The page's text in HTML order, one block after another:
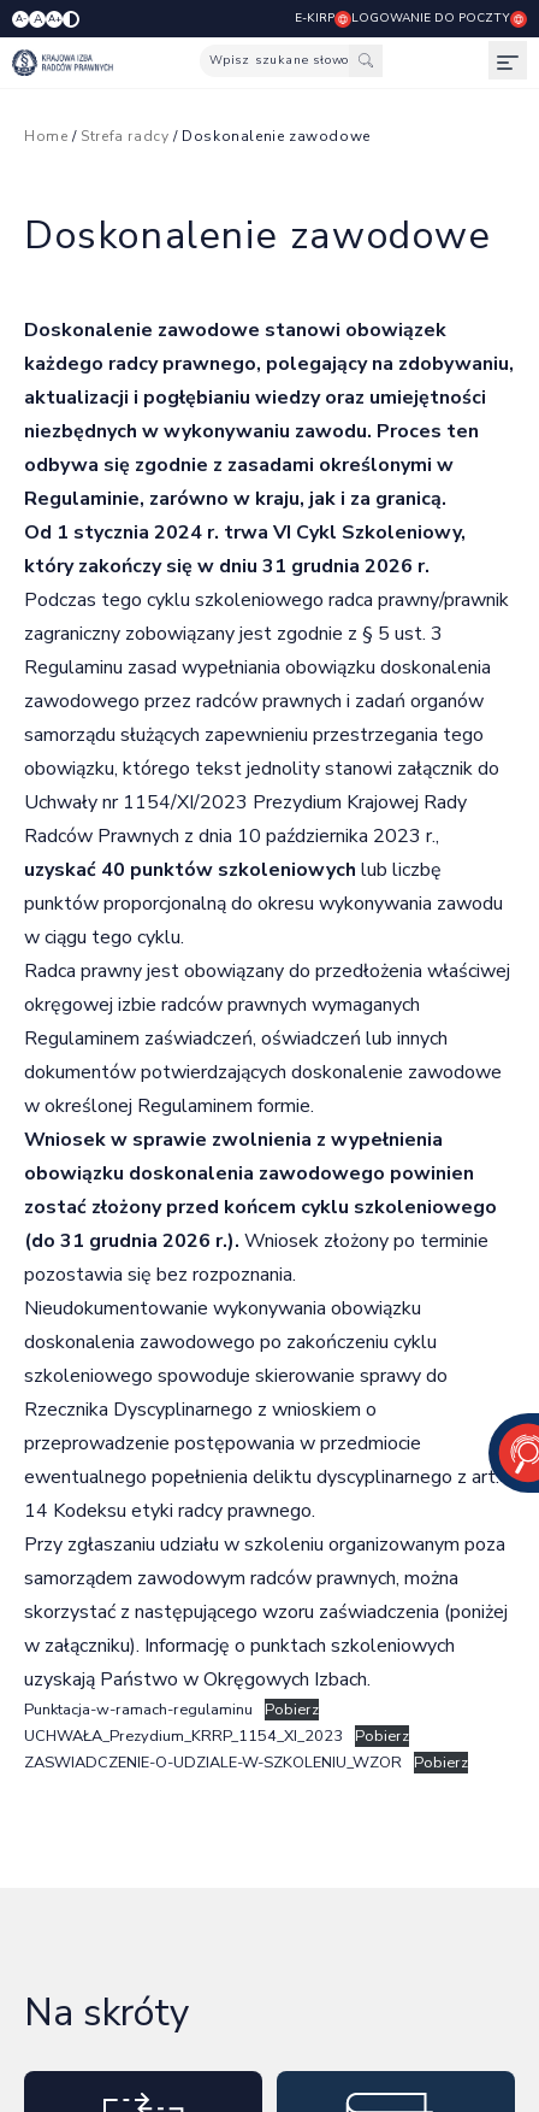
A- A A+ E-KIRP LOGOWANIE DO POCZTY
Wpisz szukane słowo
Home / Strefa radcy / Doskonalenie zawodowe
Doskonalenie zawodowe
Doskonalenie zawodowe stanowi obowiązek
każdego radcy prawnego, polegający na zdobywaniu,
aktualizacji i pogłębianiu wiedzy oraz umiejętności
niezbędnych w wykonywaniu zawodu. Proces ten
odbywa się zgodnie z zasadami określonymi w
Regulaminie, zarówno w kraju, jak i za granicą.
Od 1 stycznia 2024 r. trwa VI Cykl Szkoleniowy,
który zakończy się w dniu 31 grudnia 2026 r.
Podczas tego cyklu szkoleniowego radca prawny/prawnik
zagraniczny zobowiązany jest zgodnie z § 5 ust. 3
Regulaminu zasad wypełniania obowiązku doskonalenia
zawodowego przez radców prawnych i zadań organów
samorządu służących zapewnieniu przestrzegania tego
obowiązku, którego tekst jednolity stanowi załącznik do
Uchwały nr 1154/XI/2023 Prezydium Krajowej Rady
Radców Prawnych z dnia 10 października 2023 r.,
uzyskać 40 punktów szkoleniowych lub liczbę
punktów proporcjonalną do okresu wykonywania zawodu
w ciągu tego cyklu.
Radca prawny jest obowiązany do przedłożenia właściwej
okręgowej izbie radców prawnych wymaganych
Regulaminem zaświadczeń, oświadczeń lub innych
dokumentów potwierdzających doskonalenie zawodowe
w określonej Regulaminem formie.
Wniosek w sprawie zwolnienia z wypełnienia
obowiązku doskonalenia zawodowego powinien
zostać złożony przed końcem cyklu szkoleniowego
(do 31 grudnia 2026 r.). Wniosek złożony po terminie
pozostawia się bez rozpoznania.
Nieudokumentowanie wykonywania obowiązku
doskonalenia zawodowego po zakończeniu cyklu
szkoleniowego spowoduje skierowanie sprawy do
Rzecznika Dyscyplinarnego z wnioskiem o
przeprowadzenie postępowania w przedmiocie
ewentualnego popełnienia deliktu dyscyplinarnego z art.
14 Kodeksu etyki radcy prawnego.
Przy zgłaszaniu udziału w szkoleniu organizowanym poza
samorządem zawodowym radców prawnych, można
skorzystać z następującego wzoru zaświadczenia (poniżej
w załączniku). Informację o punktach szkoleniowych
uzyskają Państwo w Okręgowych Izbach.
Punktacja-w-ramach-regulaminu
Pobierz
UCHWAŁA_Prezydium_KRRP_1154_XI_2023
Pobierz
ZASWIADCZENIE-O-UDZIALE-W-SZKOLENIU_WZOR
Pobierz
Na skróty